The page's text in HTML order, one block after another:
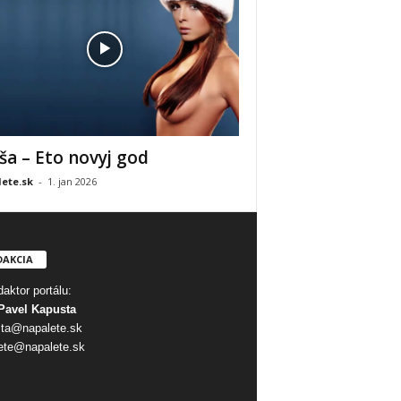
– Eto novyj god
- 1. jan 2026
portálu:
Kapusta